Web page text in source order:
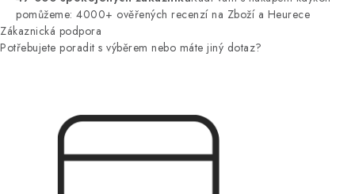
pomůžeme: 4000+ ověřených recenzí na Zboží a Heurece
Zákaznická podpora
Potřebujete poradit s výběrem nebo máte jiný dotaz?